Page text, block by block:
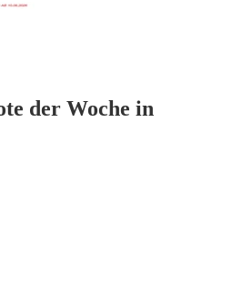
der Woche in